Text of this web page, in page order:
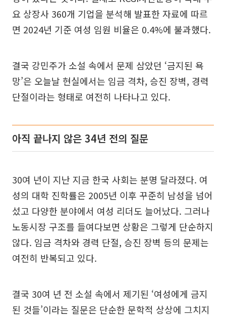
요 상장사 360개 기업을 분석해 발표한 자료에 따르
면 2024년 기준 여성 임원 비율은 0.4%에 불과했다.
결국 강민주가 소설 속에서 문제 삼았던 ‘금지된 욕
망’은 오늘날 현실에서는 임금 격차, 승진 장벽, 경력
단절이라는 형태로 여전히 나타나고 있다.
아직 끝나지 않은 34년 전의 질문
30여 년이 지난 지금 한국 사회는 분명 달라졌다. 여
성의 대학 진학률은 2005년 이후 꾸준히 남성을 넘어
섰고 다양한 분야에서 여성 리더도 늘어났다. 그러나
노동시장 구조를 들여다보면 상황은 그렇게 단순하지
않다. 임금 격차와 경력 단절, 승진 장벽 등의 문제는
여전히 반복되고 있다.
결국 30여 년 전 소설 속에서 제기된 ‘여성에게 금지
된 것들’이라는 질문은 단순한 문학적 상상에 그치지